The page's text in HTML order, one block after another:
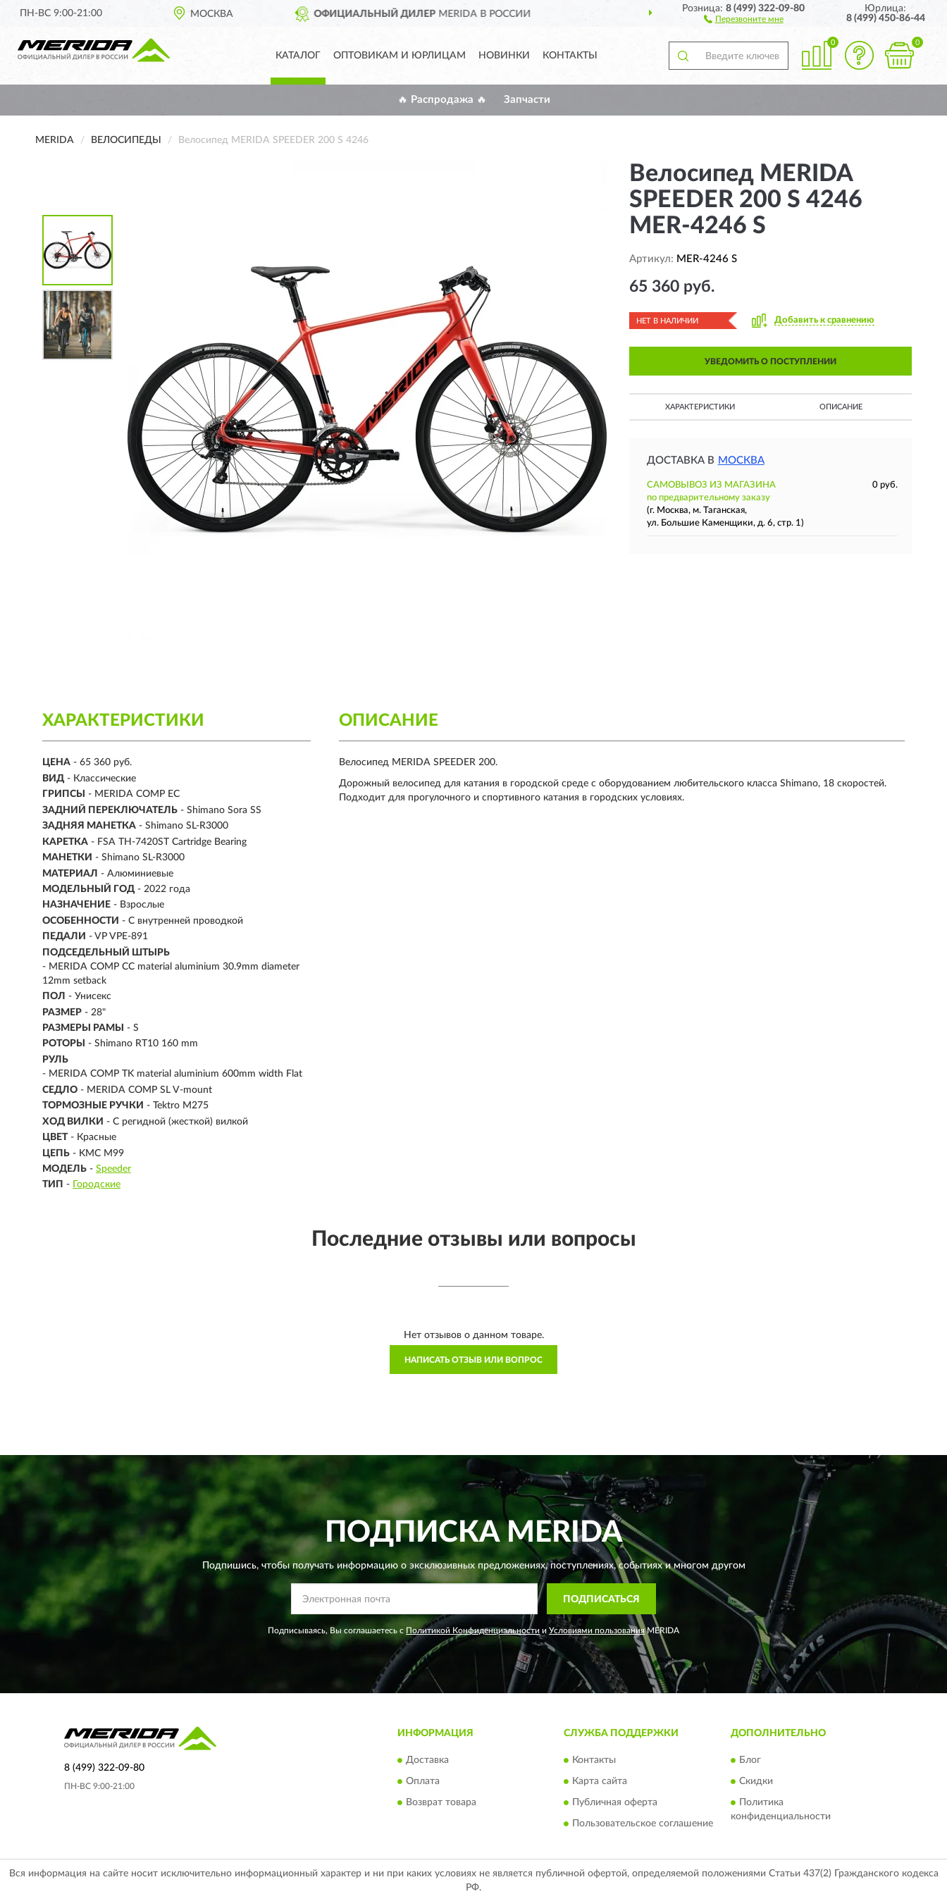
ПН-ВС 9:00-21:00 МОСКВА
ОФИЦИАЛЬНЫЙ ДИЛЕРMERIDA В РОССИИ ДОСТАВИМ ПОЛНЫЙ
Розница:8 (499) 322-09-80
Перезвоните мне
Юрлица:
8 (499) 450-86-44
КАТАЛОГ ОПТОВИКАМ И ЮРЛИЦАМ НОВИНКИ КОНТАКТЫ
0 0
🔥 Распродажа 🔥 Запчасти
MERIDA ВЕЛОСИПЕДЫ Велосипед MERIDA SPEEDER 200 S 4246
Велосипед MERIDA
SPEEDER 200 S 4246
MER-4246 S
Артикул: MER-4246 S
65 360 руб.
НЕТ В НАЛИЧИИ Добавить к сравнению
УВЕДОМИТЬ О ПОСТУПЛЕНИИ
ХАРАКТЕРИСТИКИ ОПИСАНИЕ
ДОСТАВКА В МОСКВА
САМОВЫВОЗ ИЗ МАГАЗИНА
0 руб.
по предварительному заказу
(г. Москва, м. Таганская,
ул. Большие Каменщики, д. 6, стр. 1)
ХАРАКТЕРИСТИКИ
ЦЕНА - 65 360 руб.
ВИД - Классические
ГРИПСЫ
- MERIDA COMP EC
ЗАДНИЙ ПЕРЕКЛЮЧАТЕЛЬ - Shimano Sora SS
ЗАДНЯЯ МАНЕТКА - Shimano SL-R3000
КАРЕТКА - FSA TH-7420ST Cartridge Bearing
МАНЕТКИ - Shimano SL-R3000
МАТЕРИАЛ - Алюминиевые
МОДЕЛЬНЫЙ ГОД - 2022 года
НАЗНАЧЕНИЕ - Взрослые
ОСОБЕННОСТИ - С внутренней проводкой
ПЕДАЛИ - VP VPE-891
ПОДСЕДЕЛЬНЫЙ ШТЫРЬ
- MERIDA COMP CC material aluminium 30.9mm diameter
12mm setback
ПОЛ - Унисекс
РАЗМЕР - 28"
РАЗМЕРЫ РАМЫ
- S
РОТОРЫ
- Shimano RT10 160 mm
РУЛЬ
- MERIDA COMP TK material aluminium 600mm width Flat
СЕДЛО - MERIDA COMP SL V-mount
ТОРМОЗНЫЕ РУЧКИ - Tektro M275
ХОД ВИЛКИ - С регидной (жесткой) вилкой
ЦВЕТ - Красные
ЦЕПЬ - KMC M99
МОДЕЛЬ - Speeder
ТИП - Городские
ОПИСАНИЕ
Велосипед MERIDA SPEEDER 200.
Дорожный велосипед для катания в городской среде с оборудованием любительского класса Shimano, 18 скоростей.
Подходит для прогулочного и спортивного катания в городских условиях.
Последние отзывы или вопросы
Нет отзывов о данном товаре.
НАПИСАТЬ ОТЗЫВ ИЛИ ВОПРОС
ПОДПИСКАMERIDA
Подпишись, чтобы получать информацию о эксклюзивных предложениях,поступлениях, событиях и многом другом
ПОДПИСАТЬСЯ
Подписываясь, Вы соглашаетесь с Политикой Конфиденциальности и Условиями пользованияMERIDA
8 (499) 322-09-80
ПН-ВС 9:00-21:00
ИНФОРМАЦИЯ
Доставка
Оплата
Возврат товара
СЛУЖБА ПОДДЕРЖКИ
Контакты
Карта сайта
Публичная оферта
Пользовательское соглашение
ДОПОЛНИТЕЛЬНО
Блог
Скидки
Политика
конфиденциальности
Вся информация на сайте носит исключительно информационный характер и ни при каких условиях не является публичной офертой, определяемой положениями Статьи 437(2) Гражданского кодекса
РФ.